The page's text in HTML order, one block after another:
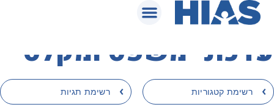
עדכוני משפט ומקלט
› רשימת קטגוריות › רשימת תגיות